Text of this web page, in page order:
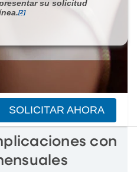
su solicitud
[2]
SOLICITAR AHORA
con